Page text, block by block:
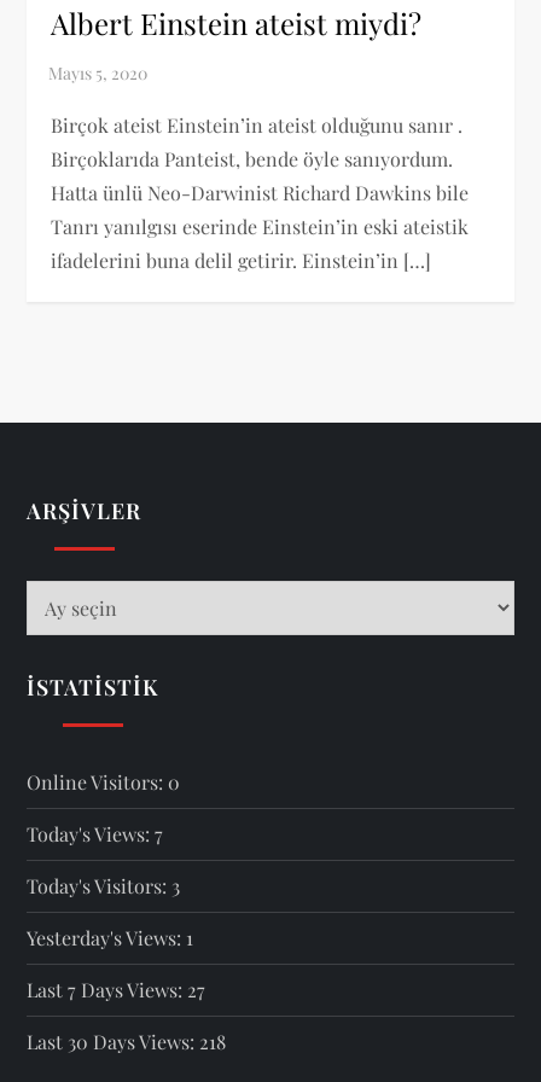
Albert Einstein ateist miydi?
Birçok ateist Einstein’in ateist olduğunu sanır .
Birçoklarıda Panteist, bende öyle sanıyordum.
Hatta ünlü Neo-Darwinist Richard Dawkins bile
Tanrı yanılgısı eserinde Einstein’in eski ateistik
ifadelerini buna delil getirir. Einstein’in […]
ARŞIVLER
İSTATISTIK
Online Visitors: 0
Today's Views:7
Today's Visitors: 3
Yesterday's Views: 1
Last 7 Days Views: 27
Last 30 Days Views: 218